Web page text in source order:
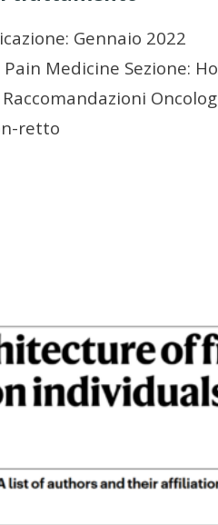
Gennaio 2022
Medicine Sezione:
retto